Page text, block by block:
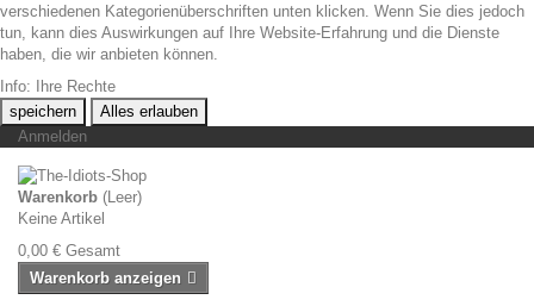
verschiedenen Kategorienüberschriften unten klicken. Wenn Sie dies jedoch
tun, kann dies Auswirkungen auf Ihre Website-Erfahrung und die Dienste
haben, die wir anbieten können.
Info: Ihre Rechte
speichern
Alles erlauben
Anmelden
Warenkorb (Leer)
Keine Artikel
0,00 € Gesamt
Warenkorb anzeigen